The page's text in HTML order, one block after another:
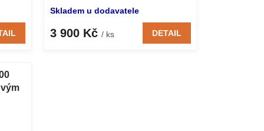
Skladem u dodavatele
3 900 Kč / ks DETAIL